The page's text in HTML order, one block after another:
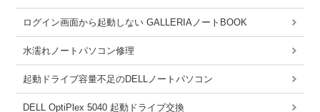
ログイン画面から起動しない GALLERIAノートBOOK
水濡れノートパソコン修理
起動ドライブ容量不足のDELLノートパソコン
DELL OptiPlex 5040 起動ドライブ交換